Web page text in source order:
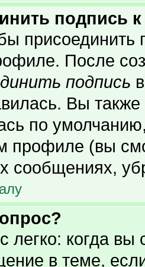
подпись
После
подпись
Вы
по
профиле (вы
сообщениях,
легко: когда вы
в теме,